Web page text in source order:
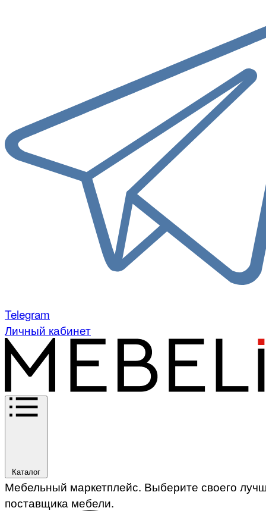
Telegram
Личный кабинет
Каталог
Мебельный маркетплейс. Выберите своего
поставщика мебели.